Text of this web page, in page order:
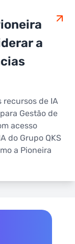
a
recursos de IA
Gestão de
acesso
do Grupo QKS
a Pioneira